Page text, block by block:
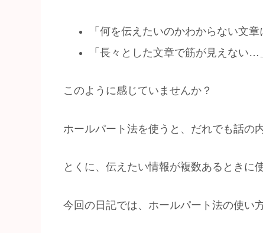
「何を伝えたいのかわからない文章
「長々とした文章で筋が見えない…
このように感じていませんか？
ホールパート法を使うと、だれでも話の
とくに、伝えたい情報が複数あるときに
今回の日記では、ホールパート法の使い